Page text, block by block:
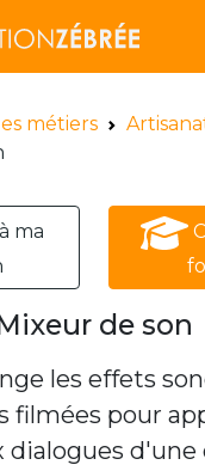
métiers
ma
de son
les effets
filmées pour
dialogues d'une